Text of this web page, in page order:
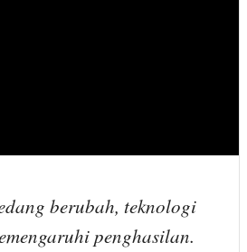
berubah, teknologi
penghasilan.